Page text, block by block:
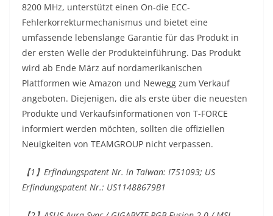
8200 MHz, unterstützt einen On-die ECC-
Fehlerkorrekturmechanismus und bietet eine
umfassende lebenslange Garantie für das Produkt in
der ersten Welle der Produkteinführung. Das Produkt
wird ab Ende März auf nordamerikanischen
Plattformen wie Amazon und Newegg zum Verkauf
angeboten. Diejenigen, die als erste über die neuesten
Produkte und Verkaufsinformationen von T-FORCE
informiert werden möchten, sollten die offiziellen
Neuigkeiten von TEAMGROUP nicht verpassen.
【1】Erfindungspatent Nr. in Taiwan: I751093; US
Erfindungspatent Nr.: US11488679B1